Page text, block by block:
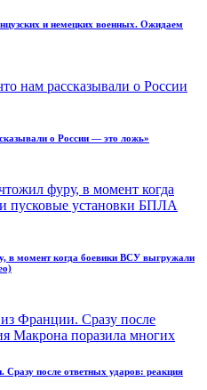
и немецких военных. Ожидаем
о России — это ложь»
в момент когда боевики ВСУ выгружали
после ответных ударов: реакция